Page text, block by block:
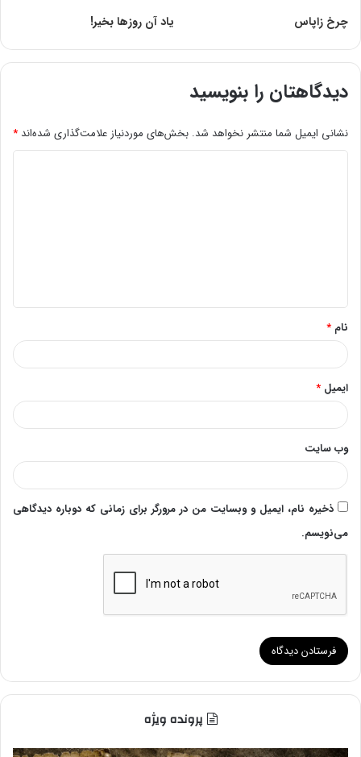
چرخ زاپاس یاد آن‌ روزها بخیر!
دیدگاهتان را بنویسید
نشانی ایمیل شما منتشر نخواهد شد. بخش‌های موردنیاز علامت‌گذاری شده‌اند *
*
نام *
ایمیل *
وب‌ سایت
ذخیره نام، ایمیل و وبسایت من در مرورگر برای زمانی که دوباره دیدگاهی
می‌نویسم.
پرونده ویژه